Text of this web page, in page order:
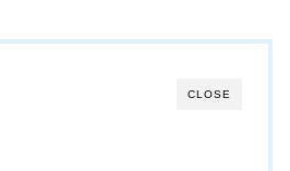
CLOSE